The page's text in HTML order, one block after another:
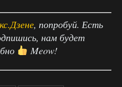
, попробуй. Есть
нам будет
Meow!